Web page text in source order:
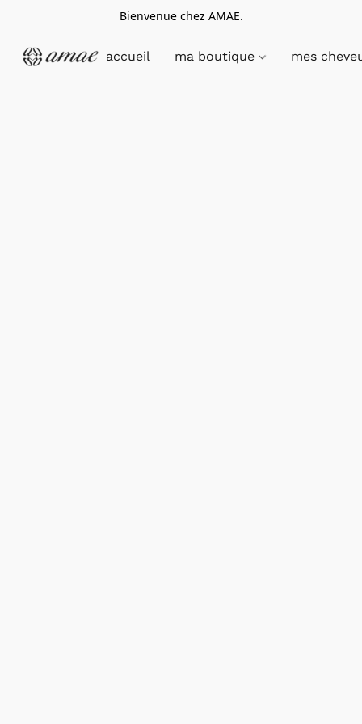
Bienvenue chez AMAE.
accueil ma boutique mes